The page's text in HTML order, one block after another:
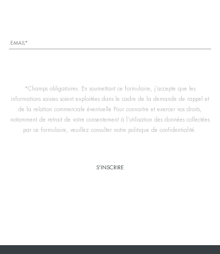
*Champs obligatoires. En soumettant ce formulaire, j’accepte que les
informations saisies soient exploitées dans le cadre de la demande de rappel et
de la relation commerciale éventuelle Pour connaitre et exercer vos droits,
notamment de retrait de votre consentement à l’utilisation des données collectées
par ce formulaire, veuillez consulter notre politique de confidentialité.